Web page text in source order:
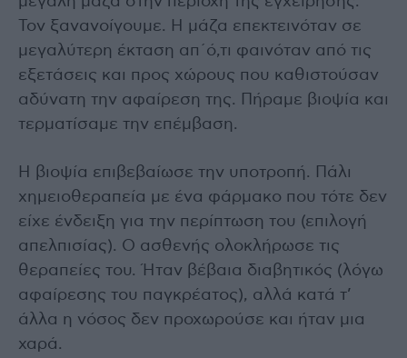
Τον ξανανοίγουμε. Η μάζα επεκτεινόταν σε
μεγαλύτερη έκταση απ΄ό,τι φαινόταν από τις
εξετάσεις και προς χώρους που καθιστούσαν
αδύνατη την αφαίρεση της. Πήραμε βιοψία και
τερματίσαμε την επέμβαση.
Η βιοψία επιβεβαίωσε την υποτροπή. Πάλι
χημειοθεραπεία με ένα φάρμακο που τότε δεν
είχε ένδειξη για την περίπτωση του (επιλογή
απελπισίας). Ο ασθενής ολοκλήρωσε τις
θεραπείες του. Ήταν βέβαια διαβητικός (λόγω
αφαίρεσης του παγκρέατος), αλλά κατά τ’
άλλα η νόσος δεν προχωρούσε και ήταν μια
χαρά.